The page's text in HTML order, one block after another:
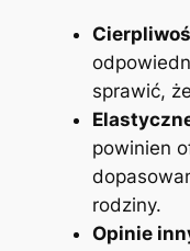
sprawić,
powinien
rodziny.
Opinie